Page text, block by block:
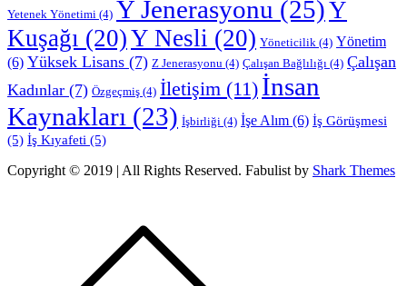
Yetenek Yönetimi (4) Y Jenerasyonu (25)Y
Kuşağı (20)Y Nesli (20) Yöneticilik (4) Yönetim
(6) Yüksek Lisans (7) Z Jenerasyonu (4) Çalışan Bağlılığı (4) Çalışan
Kadınlar (7) Özgeçmiş (4) İletişim (11) İnsan
Kaynakları (23) İşbirliği (4) İşe Alım (6) İş Görüşmesi
(5) İş Kıyafeti (5)
Copyright © 2019 | All Rights Reserved. Fabulist by Shark Themes